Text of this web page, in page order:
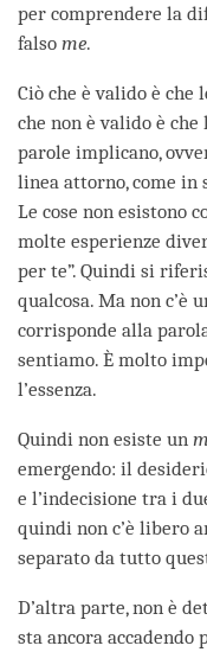
per comprendere la
falso me.
Ciò che è valido è che
che non è valido è che
parole implicano,
linea attorno, come in
Le cose non esistono
molte esperienze
per te”. Quindi si
qualcosa. Ma non c’è
corrisponde alla
sentiamo. È molto
l’essenza.
Quindi non esiste un
emergendo: il
e l’indecisione tra i
quindi non c’è libero
separato da tutto
D’altra parte, non è
sta ancora accadendo